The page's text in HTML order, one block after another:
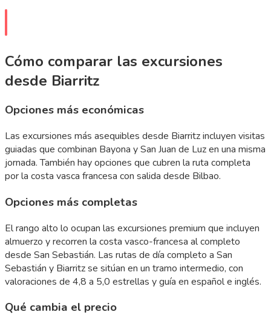
Cómo comparar las excursiones
desde Biarritz
Opciones más económicas
Las excursiones más asequibles desde Biarritz incluyen visitas
guiadas que combinan Bayona y San Juan de Luz en una misma
jornada. También hay opciones que cubren la ruta completa
por la costa vasca francesa con salida desde Bilbao.
Opciones más completas
El rango alto lo ocupan las excursiones premium que incluyen
almuerzo y recorren la costa vasco-francesa al completo
desde San Sebastián. Las rutas de día completo a San
Sebastián y Biarritz se sitúan en un tramo intermedio, con
valoraciones de 4,8 a 5,0 estrellas y guía en español e inglés.
Qué cambia el precio